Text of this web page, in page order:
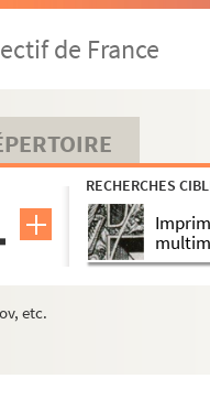
de France
RECHERCHES
etc.
des villes
tout blanc
vénitiens